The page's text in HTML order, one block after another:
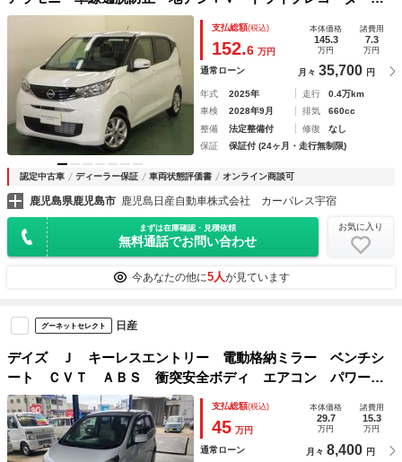
ンテリキー バックカメラ ハイビームＡ 盗難警報装置 助
手席エアバック ナビＴＶ 運転席エアバッグ キーレス
支払総額(税込)
152.6 万円
本体価格
145.3
万円
諸費用
7.3
万円
通常ローン 月々 35,700 円
年式 2025年 走行
0.4万km
車検
2028年9月 排気
660cc
整備
法定整備付 修復
なし
保証
保証付 (24ヶ月・走行無制限)
認定中古車 ディーラー保証 車両状態評価書 オンライン商談可
鹿児島県鹿児島市 鹿児島日産自動車株式会社 カーパレス宇宿
まずは在庫確認・見積依頼
無料通話でお問い合わせ
お気に入り
今あなたの他に5人が見ています
グーネットセレクト 日産
デイズ Ｊ キーレスエントリー 電動格納ミラー ベンチシ
ート ＣＶＴ ＡＢＳ 衝突安全ボディ エアコン パワース
テアリング パワーウィンドウ 運転席エアバッグ 助手席エ
アバッグ
支払総額(税込)
45 万円
本体価格
29.7
万円
諸費用
15.3
万円
通常ローン 月々 8,400 円